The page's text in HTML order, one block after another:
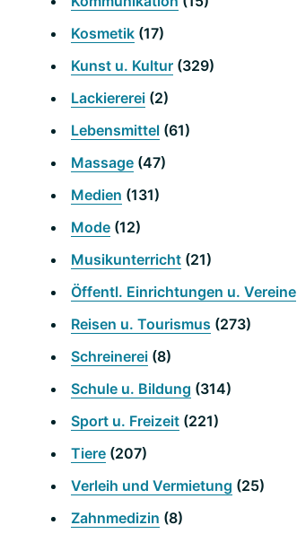
Kosmetik (17)
Kunst u. Kultur (329)
Lackiererei (2)
Lebensmittel (61)
Massage (47)
Medien (131)
Mode (12)
Musikunterricht (21)
Öffentl. Einrichtungen u. Vereine
Reisen u. Tourismus (273)
Schreinerei (8)
Schule u. Bildung (314)
Sport u. Freizeit (221)
Tiere (207)
Verleih und Vermietung (25)
Zahnmedizin (8)